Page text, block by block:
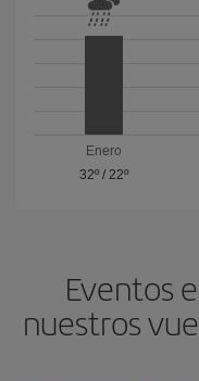
Enero
32º/ 22º
Eventos
nuestros